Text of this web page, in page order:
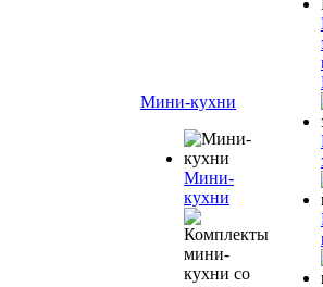
Мини-кухни
Мини-
кухни